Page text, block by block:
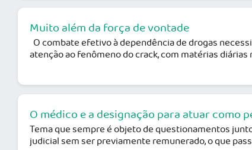
Muito além da força de vontade
O combate efetivo à dependência de drogas
atenção ao fenômeno do crack, com matérias diárias
O médico e a designação para atuar como
Tema que sempre é objeto de questionamentos
judicial sem ser previamente remunerado, o que